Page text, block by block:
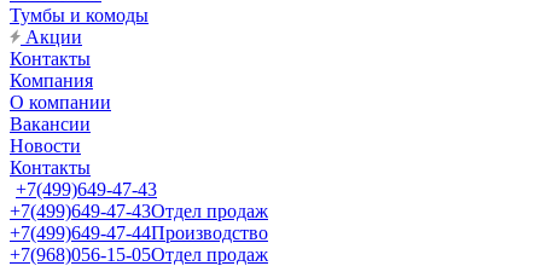
Тумбы и комоды
Акции
Контакты
Компания
О компании
Вакансии
Новости
Контакты
+7(499)649-47-43
+7(499)649-47-43Отдел продаж
+7(499)649-47-44Производство
+7(968)056-15-05Отдел продаж